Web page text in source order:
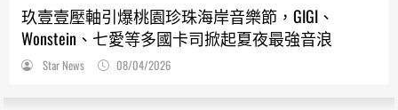
玖壹壹壓軸引爆桃園珍珠海岸音樂節，GIGI、
Wonstein、七愛等多國卡司掀起夏夜最強音浪
Star News 08/04/2026